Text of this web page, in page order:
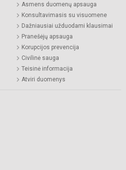
Asmens duomenų apsauga
Konsultavimasis su visuomene
Dažniausiai užduodami klausimai
Pranešėjų apsauga
Korupcijos prevencija
Civilinė sauga
Teisinė informacija
Atviri duomenys